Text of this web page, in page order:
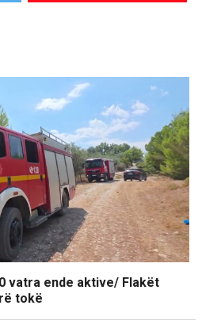
vatra ende aktive/ Flakët
tokë